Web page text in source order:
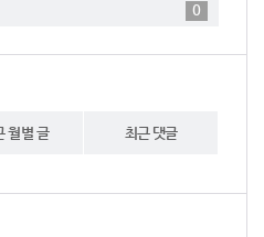
0
월별 글 최근 댓글